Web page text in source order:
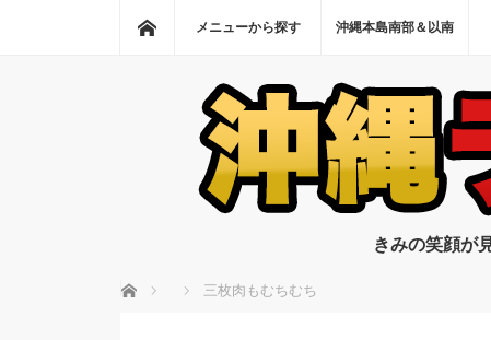
ホーム
メニューから探す 沖縄本島南部＆以南
きみの笑顔が
ホーム 三枚肉もむちむち